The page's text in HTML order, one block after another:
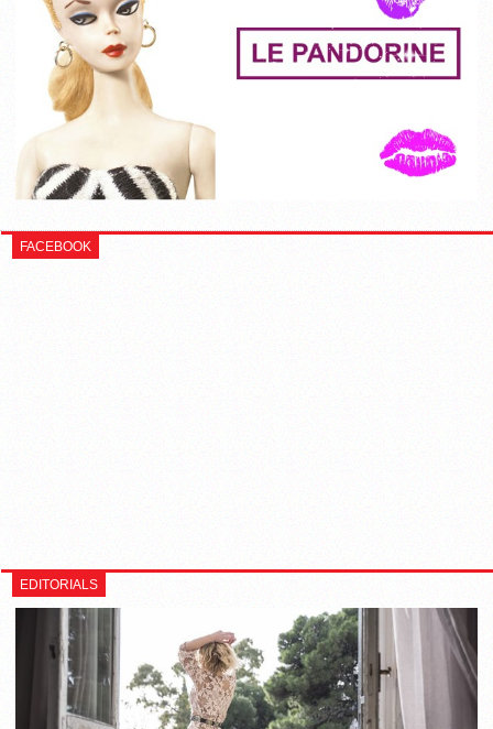
FACEBOOK
EDITORIALS